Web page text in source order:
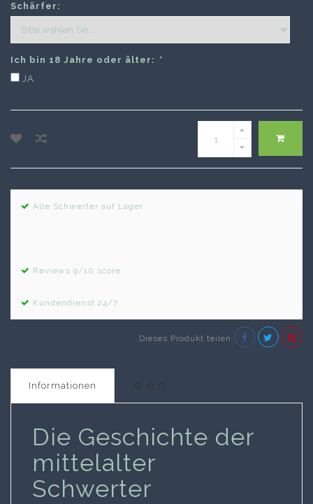
Schärfer:
Ich bin 18 Jahre oder älter: *
JA
Alle Schwerter auf Lager
Reviews 9/10 score
Kundendienst 24/7
Dieses Produkt teilen
Informationen
Die Geschichte der
mittelalter
Schwerter